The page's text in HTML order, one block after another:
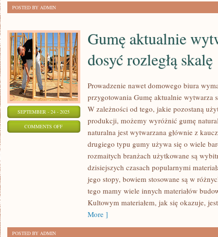
POSTED BY ADMIN
SEPTEMBER - 24 - 2025
COMMENTS OFFON
ROZLEGŁĄ
Gumę aktualnie
dosyć rozległą skalę
Prowadzenie nawet domowego biura
przygotowania Gumę aktualnie wytwarza
W zależności od tego, jakie pozostaną
produkcji, możemy wyróżnić gumę
naturalna jest wytwarzana głównie z
drugiego typu gumy używa się o wiele
rozmaitych branżach użytkowane są
dzisiejszych czasach popularnymi
jego stopy, bowiem stosowane są w
tego mamy wiele innych materiałów
Kultowym materiałem, jak się okazuje,
More ]
POSTED BY ADMIN